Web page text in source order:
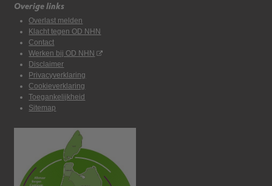
Overige links
Overlast melden
Klacht tegen OD NHN
Contact
Werken bij OD NHN
Disclaimer
Privacyverklaring
Cookieverklaring
Toegankelijkheid
Sitemap